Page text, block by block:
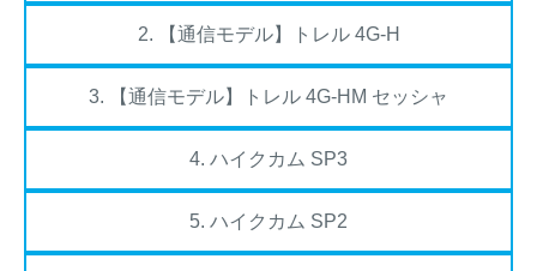
2. 【通信モデル】トレル 4G-H
3. 【通信モデル】トレル 4G-HM セッシャ
4. ハイクカム SP3
5. ハイクカム SP2